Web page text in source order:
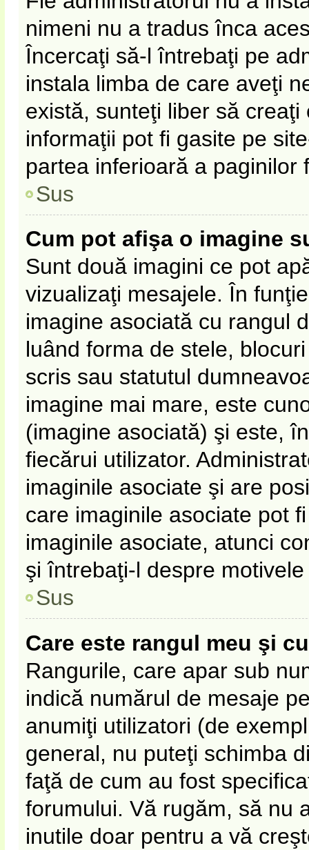
nimeni nu a tradus înca
Încercaţi să-l întrebaţi pe
instala limba de care aveţi
există, sunteţi liber să
informaţii pot fi gasite pe
partea inferioară a paginilor
Sus
Cum pot afişa o imagine
Sunt două imagini ce pot
vizualizaţi mesajele. În
imagine asociată cu rangul
luând forma de stele,
scris sau statutul
imagine mai mare, este
(imagine asociată) şi este,
fiecărui utilizator.
imaginile asociate şi are
care imaginile asociate pot
imaginile asociate, atunci
şi întrebaţi-l despre
Sus
Care este rangul meu şi
Rangurile, care apar sub
indică numărul de mesaje
anumiţi utilizatori (de
general, nu puteţi schimba
faţă de cum au fost
forumului. Vă rugăm, să nu
inutile doar pentru a vă